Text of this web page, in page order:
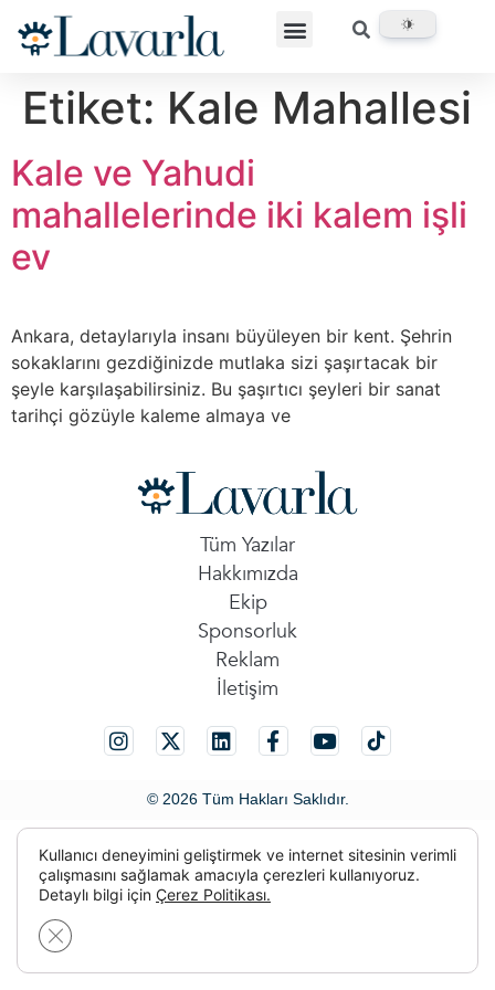
Etiket: Kale Mahallesi
Kale ve Yahudi
mahallelerinde iki kalem işli
ev
Ankara, detaylarıyla insanı büyüleyen bir kent. Şehrin
sokaklarını gezdiğinizde mutlaka sizi şaşırtacak bir
şeyle karşılaşabilirsiniz. Bu şaşırtıcı şeyleri bir sanat
tarihçi gözüyle kaleme almaya ve
Tüm Yazılar
Hakkımızda
Ekip
Sponsorluk
Reklam
İletişim
© 2026 Tüm Hakları Saklıdır.
Kullanıcı deneyimini geliştirmek ve internet sitesinin verimli
çalışmasını sağlamak amacıyla çerezleri kullanıyoruz.
Detaylı bilgi için Çerez Politikası.
GDPR çerez şeridini kapat